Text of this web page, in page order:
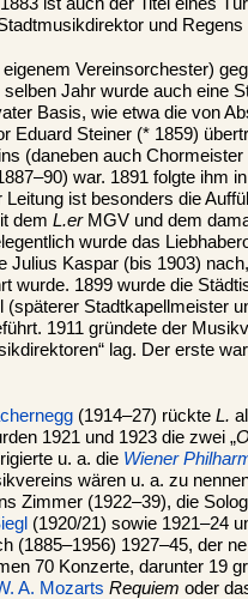
und Regens
eigenem Vereinsorchester)
Jahr wurde auch eine
Basis, wie etwa die von
Eduard Steiner (* 1859)
(daneben auch Chormeister
war. 1891 folgte ihm
Leitung ist besonders die
dem L.erMGV und dem
wurde das
Julius Kaspar (bis 1903)
wurde. 1899 wurde die
Stadtkapellmeister
1911 gründete der
lag. Der erste
(1914–27) rückte L.
1921 und 1923 die zwei „
u. a. die Wiener
wären u. a. zu
Zimmer (1922–39), die
(1920/21) sowie 1921–24
(1885–1956) 1927–45, der
70 Konzerte, darunter 19
A. Mozarts Requiem oder